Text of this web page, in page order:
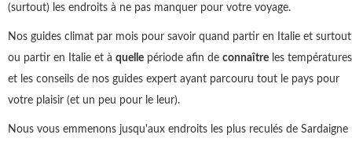
(surtout) les endroits à ne pas manquer pour votre voyage.
Nos guides climat par mois pour savoir quand partir en Italie et surtout
ou partir en Italie et à quelle période afin de connaître les températures
et les conseils de nos guides expert ayant parcouru tout le pays pour
votre plaisir (et un peu pour le leur).
Nous vous emmenons jusqu'aux endroits les plus reculés de Sardaigne